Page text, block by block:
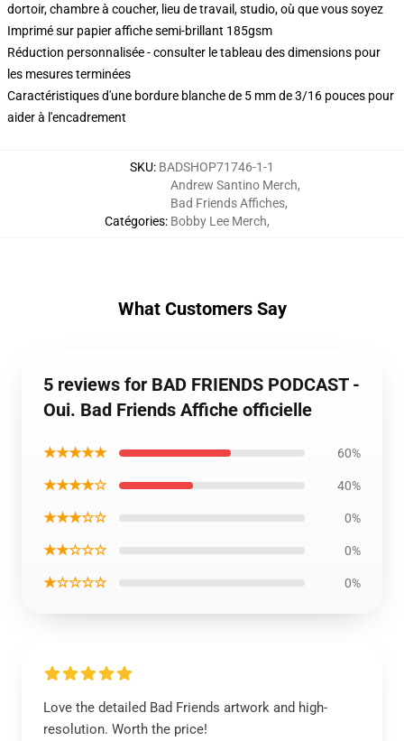
dortoir, chambre à coucher, lieu de travail, studio, où que vous soyez
Imprimé sur papier affiche semi-brillant 185gsm
Réduction personnalisée - consulter le tableau des dimensions pour
les mesures terminées
Caractéristiques d'une bordure blanche de 5 mm de 3/16 pouces pour
aider à l'encadrement
SKU: BADSHOP71746-1-1
Catégories:
Andrew Santino Merch,
Bad Friends Affiches,
Bobby Lee Merch,
What Customers Say
5 reviews for BAD FRIENDS PODCAST -
Oui. Bad Friends Affiche officielle
★★★★★ 60%
★★★★☆ 40%
★★★☆☆ 0%
★★☆☆☆ 0%
★☆☆☆☆ 0%
Love the detailed Bad Friends artwork and high-
resolution. Worth the price!